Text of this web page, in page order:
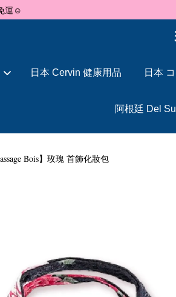
日本 Cervin 健康用品 日本
阿根廷 Del
Bois】玫瑰 首飾化妝包